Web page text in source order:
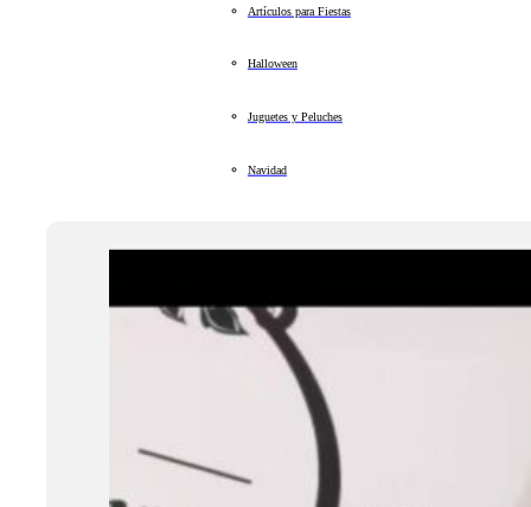
Artículos para Fiestas
Halloween
Juguetes y Peluches
Navidad